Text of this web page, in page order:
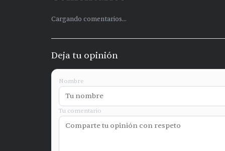
Cargando comentarios...
Deja tu opinión
Nombre
Tu comentario